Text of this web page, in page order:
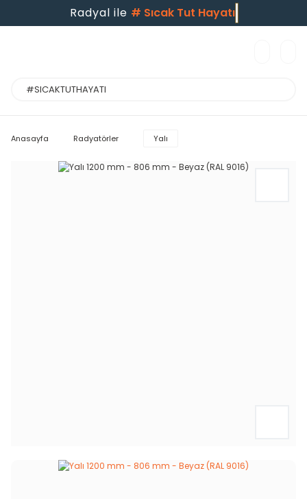
Radyal ile # Sıcak Tut Hayatı
Anasayfa Radyatörler Yalı